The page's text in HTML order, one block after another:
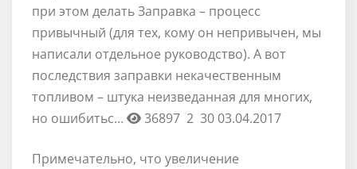
при этом делатьЗаправка – процесс
привычный (для тех, кому он непривычен, мы
написали отдельное руководство). А вот
последствия заправки некачественным
топливом – штука неизведанная для многих,
но ошибитьс…
36897 2 30 03.04.2017
Примечательно, что увеличение